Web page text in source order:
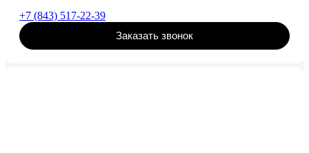
+7 (843) 517-22-39
Заказать звонок